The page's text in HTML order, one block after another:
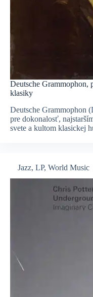
Deutsche Grammophon,
klasiky
Deutsche Grammophon
pre dokonalosť,
svete a kultom klasickej
Jazz, LP, World Music